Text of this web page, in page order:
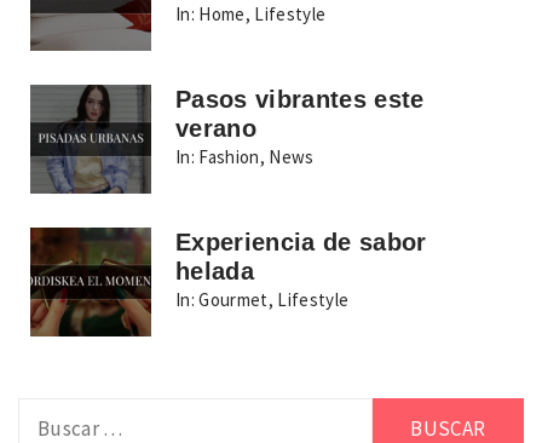
In: Home, Lifestyle
Pasos vibrantes este
verano
In: Fashion, News
Experiencia de sabor
helada
In: Gourmet, Lifestyle